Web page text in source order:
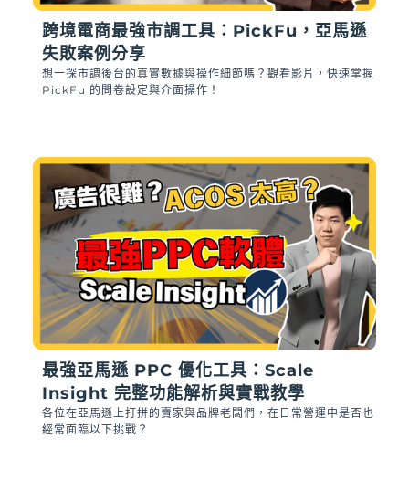
跨境電商最強市調工具：PickFu，亞馬遜
失敗案例分享
想一探市調後台的真實數據與操作細節嗎？觀看影片，快速掌握
PickFu 的問卷設定與介面操作！
最強亞馬遜 PPC 優化工具：Scale
Insight 完整功能解析與實戰教學
各位在亞馬遜上打拼的賣家與品牌老闆們，在日常營運中是否也
經常面臨以下挑戰？